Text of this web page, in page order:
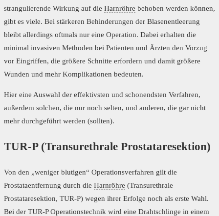
strangulierende Wirkung auf die Harnröhre behoben werden können,
gibt es viele. Bei stärkeren Behinderungen der Blasenentleerung
bleibt allerdings oftmals nur eine Operation. Dabei erhalten die
minimal invasiven Methoden bei Patienten und Ärzten den Vorzug
vor Eingriffen, die größere Schnitte erfordern und damit größere
Wunden und mehr Komplikationen bedeuten.
Hier eine Auswahl der effektivsten und schonendsten Verfahren,
außerdem solchen, die nur noch selten, und anderen, die gar nicht
mehr durchgeführt werden (sollten).
TUR-P (Transurethrale Prostataresektion)
Von den „weniger blutigen“ Operationsverfahren gilt die
Prostataentfernung durch die Harnröhre (Transurethrale
Prostataresektion, TUR-P) wegen ihrer Erfolge noch als erste Wahl.
Bei der TUR-P Operationstechnik wird eine Drahtschlinge in einem